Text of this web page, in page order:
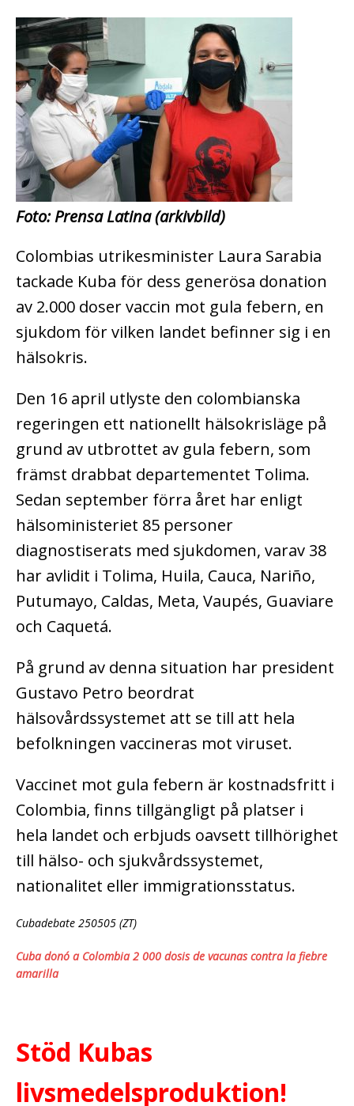
Foto: Prensa Latina (arkivbild)
Colombias utrikesminister Laura Sarabia
tackade Kuba för dess generösa donation
av 2.000 doser vaccin mot gula febern, en
sjukdom för vilken landet befinner sig i en
hälsokris.
Den 16 april utlyste den colombianska
regeringen ett nationellt hälsokrisläge på
grund av utbrottet av gula febern, som
främst drabbat departementet Tolima.
Sedan september förra året har enligt
hälsoministeriet 85 personer
diagnostiserats med sjukdomen, varav 38
har avlidit i Tolima, Huila, Cauca, Nariño,
Putumayo, Caldas, Meta, Vaupés, Guaviare
och Caquetá.
På grund av denna situation har president
Gustavo Petro beordrat
hälsovårdssystemet att se till att hela
befolkningen vaccineras mot viruset.
Vaccinet mot gula febern är kostnadsfritt i
Colombia, finns tillgängligt på platser i
hela landet och erbjuds oavsett tillhörighet
till hälso- och sjukvårdssystemet,
nationalitet eller immigrationsstatus.
Cubadebate 250505 (ZT)
Cuba donó a Colombia 2 000 dosis de vacunas contra la fiebre
amarilla
Stöd Kubas
livsmedelsproduktion!